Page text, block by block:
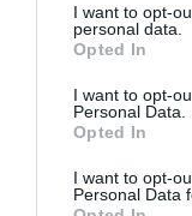
not limited to your
grant or deny
use your data for
consent section.
I want to opt-
personal data.
Opted In
I want to opt-
Personal Data.
Opted In
I want to opt-
Personal Data
SECURITY -